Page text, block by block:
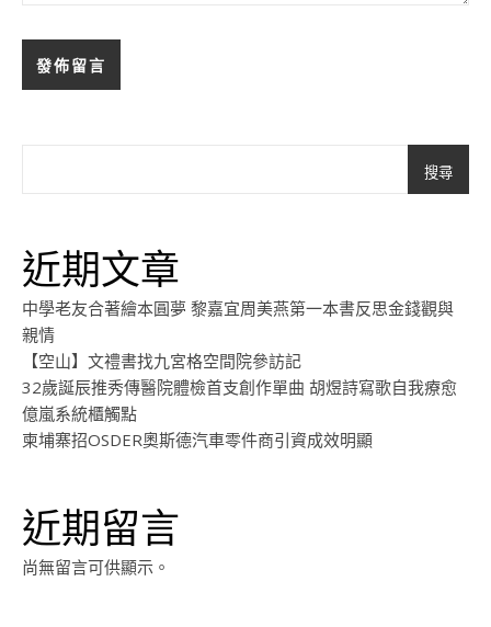
搜尋
近期文章
中學老友合著繪本圓夢 黎嘉宜周美燕第一本書反思金錢觀與
親情
【空山】文禮書找九宮格空間院參訪記
32歲誕辰推秀傳醫院體檢首支創作單曲 胡煜詩寫歌自我療愈
億嵐系統櫃觸點
柬埔寨招OSDER奧斯德汽車零件商引資成效明顯
近期留言
尚無留言可供顯示。